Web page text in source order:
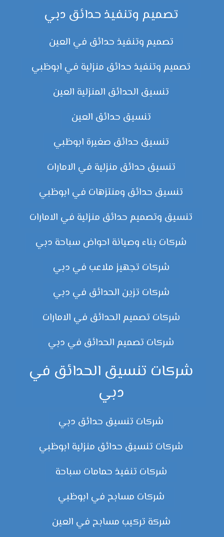
تصميم وتنفيذ حدائق دبي
تصميم وتنفيذ حدائق في العين
تصميم وتنفيذ حدائق منزلية في ابوظبي
تنسيق الحدائق المنزلية العين
تنسيق حدائق العين
تنسيق حدائق صغيرة ابوظبي
تنسيق حدائق منزلية في الامارات
تنسيق حدائق ومنتزهات في ابوظبي
تنسيق وتصميم حدائق منزلية في الامارات
شركات بناء وصيانة احواض سباحة دبي
شركات تجهيز ملاعب في دبي
شركات تزين الحدائق في دبي
شركات تصميم الحدائق في الامارات
شركات تصميم الحدائق في دبي
شركات تنسيق الحدائق في
دبي
شركات تنسيق حدائق دبي
شركات تنسيق حدائق منزلية ابوظبي
شركات تنفيذ حمامات سباحة
شركات مسابح في ابوظبي
شركة تركيب مسابح في العين